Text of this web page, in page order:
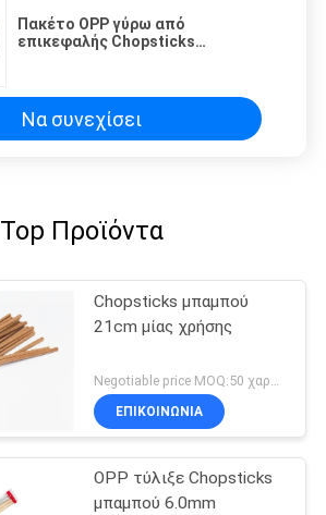
Πακέτο OPP γύρω από
επικεφαλής Chopsticks
Να συνεχίσει
Top Προϊόντα
Chopsticks μπαμπού
21cm μίας χρήσης
Negotiable price MOQ:50 χαρτοκιβώτιο
ΕΠΙΚΟΙΝΩΝΙΑ
OPP τύλιξε Chopsticks
μπαμπού 6.0mm